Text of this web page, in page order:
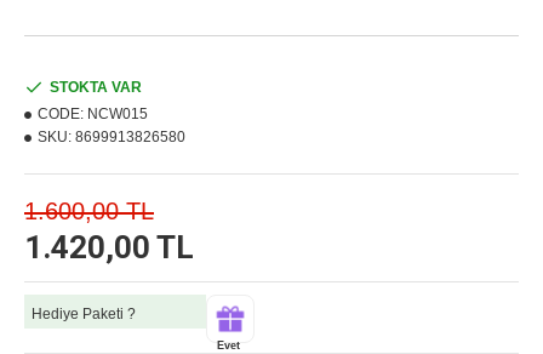
1.420,00 TL
1.600,00 TL
STOKTA VAR
CODE: NCW015
SKU: 8699913826580
Hediye Paketi ?
Evet